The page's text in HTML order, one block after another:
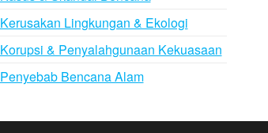
Kerusakan Lingkungan & Ekologi
Korupsi & Penyalahgunaan Kekuasaan
Penyebab Bencana Alam